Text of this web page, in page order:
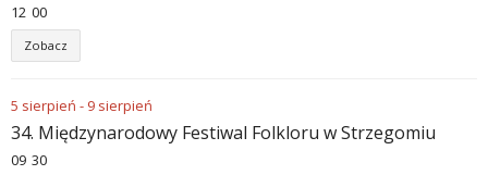
12 00
Zobacz
5 sierpień - 9 sierpień
34. Międzynarodowy Festiwal Folkloru w Strzegomiu
09 30